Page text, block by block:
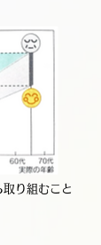
り組むこと